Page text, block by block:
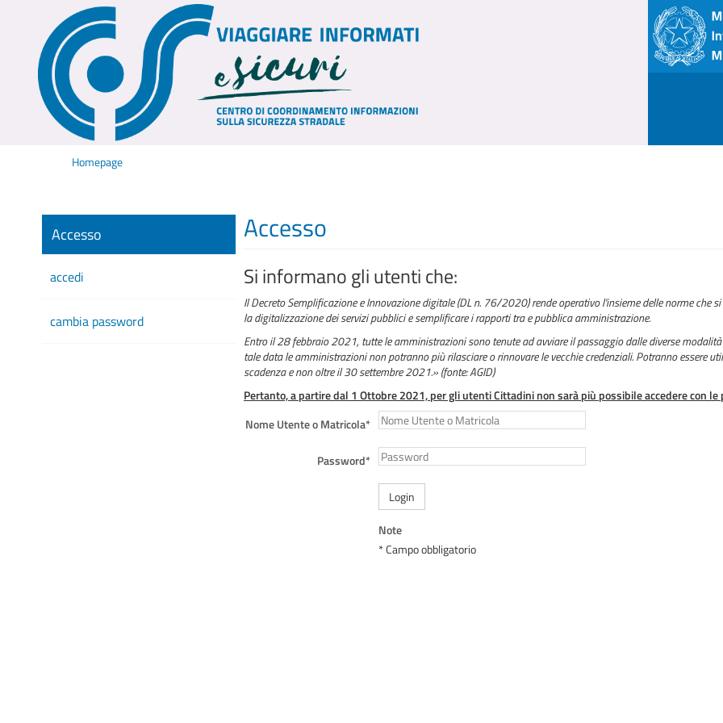
Homepage
Accesso
accedi
cambia password
Accesso
Si informano gli utenti che:
Il Decreto Semplificazione e Innovazione digitale (DL n. 76/2020) rende operativo l'insieme delle norme che
la digitalizzazione dei servizi pubblici e semplificare i rapporti tra e pubblica amministrazione.
Entro il 28 febbraio 2021, tutte le amministrazioni sono tenute ad avviare il passaggio dalle diverse
tale data le amministrazioni non potranno più rilasciare o rinnovare le vecchie credenziali. Potranno essere
scadenza e non oltre il 30 settembre 2021.» (fonte: AGID)
Pertanto, a partire dal 1 Ottobre 2021, per gli utenti Cittadini non sarà più possibile accedere con
Nome Utente o Matricola*
Password*
Login
Note
* Campo obbligatorio